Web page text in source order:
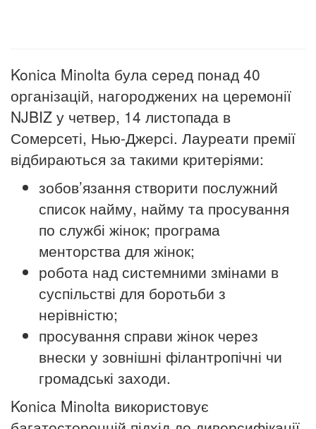
Konica Minolta була серед понад 40
організацій, нагороджених на церемонії
NJBIZ у четвер, 14 листопада в
Сомерсеті, Нью-Джерсі. Лауреати премії
відбираються за такими критеріями:
зобов’язання створити послужний
список найму, найму та просування
по службі жінок; програма
менторства для жінок;
робота над системними змінами в
суспільстві для боротьби з
нерівністю;
просування справи жінок через
внески у зовнішні філантропічні чи
громадські заходи.
Konica Minolta використовує